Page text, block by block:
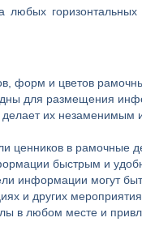
любых горизонтальных
форм и цветов
для размещения
делает их незаменимым
ценников в рамочные
быстрым и
информации могут
и других
в любом месте и